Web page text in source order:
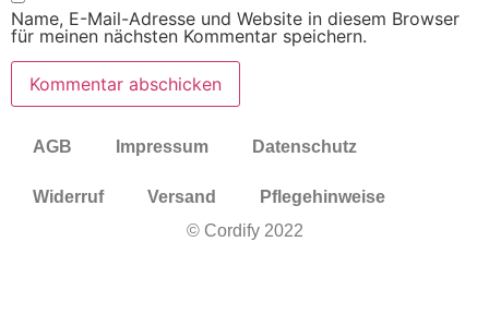
Name, E-Mail-Adresse und Website in diesem Browser
für meinen nächsten Kommentar speichern.
AGB Impressum Datenschutz
Widerruf Versand
Pflegehinweise
© Cordify 2022